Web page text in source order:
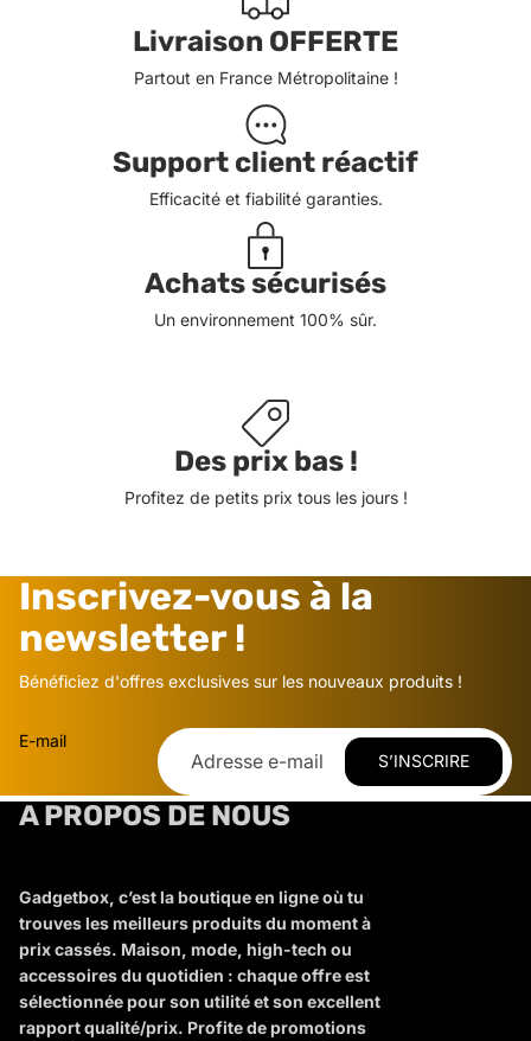
Livraison OFFERTE
Partout en France Métropolitaine !
Support client réactif
Efficacité et fiabilité garanties.
Achats sécurisés
Un environnement 100% sûr.
Des prix bas !
Profitez de petits prix tous les jours !
Inscrivez-vous à la
newsletter !
Bénéficiez d'offres exclusives sur les nouveaux produits !
E-mail
S’INSCRIRE
A PROPOS DE NOUS
Gadgetbox, c’est la boutique en ligne où tu
trouves les meilleurs produits du moment à
prix cassés. Maison, mode, high-tech ou
accessoires du quotidien : chaque offre est
sélectionnée pour son utilité et son excellent
rapport qualité/prix. Profite de promotions